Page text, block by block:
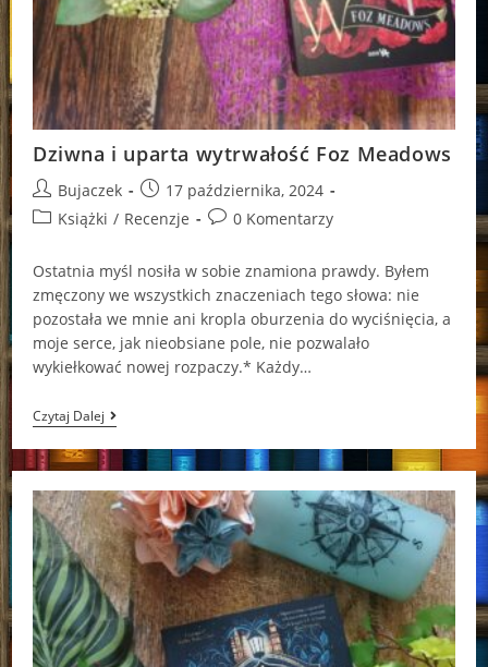
Dziwna i uparta wytrwałość Foz Meadows
Post
author:
Bujaczek
Post
published:
17 października, 2024
PostKsiążki / Recenzje
Post0 Komentarzy
Ostatnia myśl nosiła w sobie znamiona prawdy. Byłem
zmęczony we wszystkich znaczeniach tego słowa: nie
pozostała we mnie ani kropla oburzenia do wyciśnięcia, a
moje serce, jak nieobsiane pole, nie pozwalało
wykiełkować nowej rozpaczy.* Każdy…
Czytaj DalejDziwna
I
Uparta
Wytrwałość
Foz
Meadows